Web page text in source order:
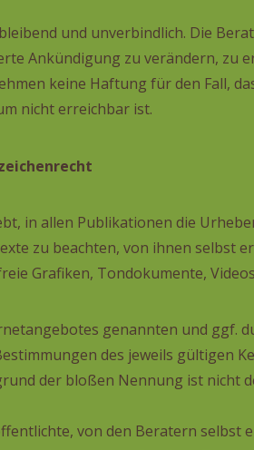
und unverbindlich. Die
Ankündigung zu verändern, zu
keine Haftung für den Fall,
nicht erreichbar ist.
in allen Publikationen die
zu beachten, von ihnen selbst
Grafiken, Tondokumente,
genannten und ggf.
des jeweils gültigen
der bloßen Nennung ist nicht
von den Beratern selbst